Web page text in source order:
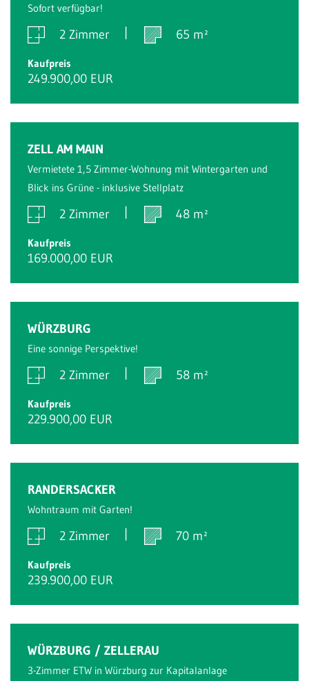
Sofort verfügbar!
2 Zimmer 65 m²
Kaufpreis
249.900,00 EUR
ZELL AM MAIN
Vermietete 1,5 Zimmer-Wohnung mit Wintergarten und
Blick ins Grüne - inklusive Stellplatz
2 Zimmer 48 m²
Kaufpreis
169.000,00 EUR
WÜRZBURG
Eine sonnige Perspektive!
2 Zimmer 58 m²
Kaufpreis
229.900,00 EUR
RANDERSACKER
Wohntraum mit Garten!
2 Zimmer 70 m²
Kaufpreis
239.900,00 EUR
WÜRZBURG / ZELLERAU
3-Zimmer ETW in Würzburg zur Kapitalanlage